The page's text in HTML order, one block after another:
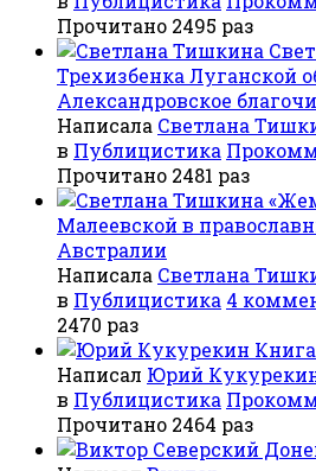
Прочитано 2495 раз
Трехизбенка Луганской
Александровское
Написала Светлана
в Публицистика
Прочитано 2481 раз
Малеевской в
Австралии
Написала Светлана
в Публицистика 4
2470 раз
Написал Юрий
в Публицистика
Прочитано 2464 раз
Северский